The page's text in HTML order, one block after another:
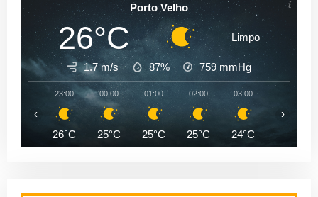
Porto Velho
26°C Limpo
1.7 m/s 87% 759 mmHg
23:00
26°C
00:00
25°C
01:00
25°C
02:00
25°C
03:00
24°C
‹ ›